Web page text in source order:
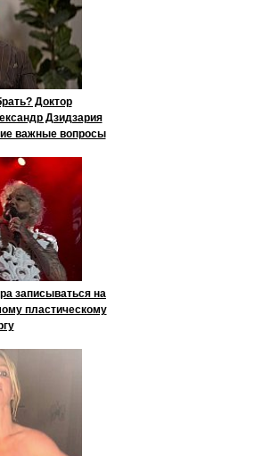
Доктор
Дзидзария
важные вопросы
записываться на
пластическому